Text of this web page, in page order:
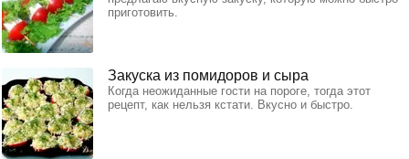
приготовить.
Закуска из помидоров и сыра
Когда неожиданные гости на пороге, тогда этот
рецепт, как нельзя кстати. Вкусно и быстро.